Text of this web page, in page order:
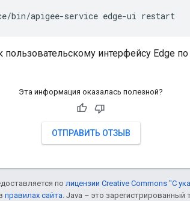
bin/apigee-service edge-ui restart
интерфейсу Edge
Эта информация оказалась полезной?
ОТПРАВИТЬ ОТЗЫВ
по лицензии Creative Commons "С
правилах сайта. Java – это зарегистрированный